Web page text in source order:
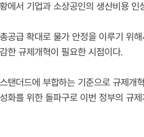
에서 기업과 소상공인의 생산비용
공급 확대로 물가 안정을 이루기 위
한 규제개혁이 필요한 시점이다.
탠더드에 부합하는 기준으로 규제개
화를 위한 돌파구로 이번 정부의 규